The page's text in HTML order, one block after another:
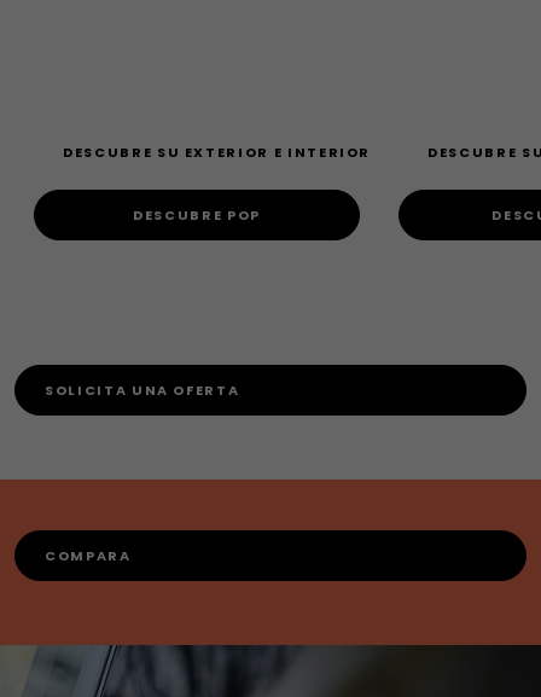
DESCUBRE SU EXTERIOR E INTERIOR
DESCUBRE POP
DESCUBRE
SOLICITA UNA OFERTA
COMPARA